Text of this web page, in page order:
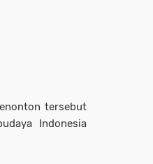
tersebut
Indonesia